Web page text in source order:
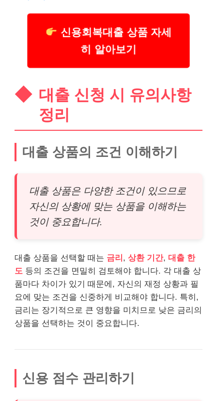
신용회복대출 상품 자세
히 알아보기
대출 신청 시 유의사항
정리
대출 상품의 조건 이해하기
대출 상품은 다양한 조건이 있으므로
자신의 상황에 맞는 상품을 이해하는
것이 중요합니다.
대출 상품을 선택할 때는 금리 , 상환 기간, 대출 한
도 등의 조건을 면밀히 검토해야 합니다. 각 대출 상
품마다 차이가 있기 때문에, 자신의 재정 상황과 필
요에 맞는 조건을 신중하게 비교해야 합니다. 특히,
금리는 장기적으로 큰 영향을 미치므로 낮은 금리의
상품을 선택하는 것이 중요합니다.
신용 점수 관리하기